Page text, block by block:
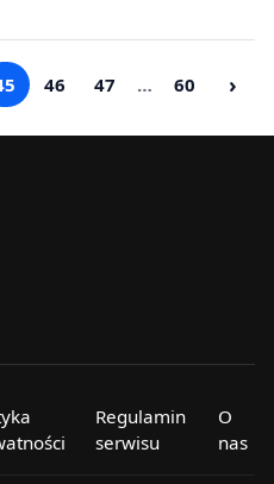
46 47 … 60 ›
Regulamin
serwisu
O
nas